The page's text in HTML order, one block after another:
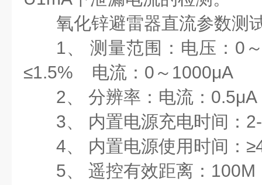
氧化锌避雷器直流参数测
1、 测量范围：电压：0
≤1.5% 电流：0～1000μA
2、 分辨率：电流：
3、 内置电源充电时间
4、 内置电源使用时间：
5、 遥控有效距离：100M